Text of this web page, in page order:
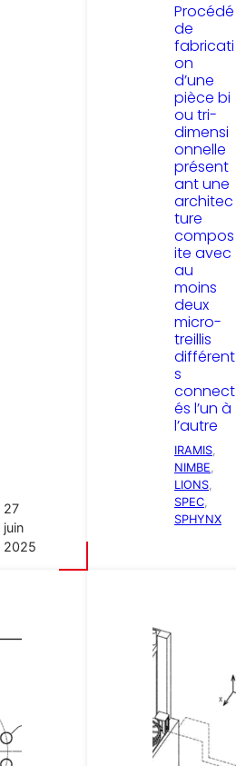
27
juin
2025
Procédé
de
fabricati
on
d’une
pièce bi
ou tri-
dimensi
onnelle
présent
ant une
architec
ture
compos
ite avec
au
moins
deux
micro-
treillis
différent
s
connect
és l’un à
l’autre
IRAMIS
NIMBE
LIONS
SPEC
SPHYNX